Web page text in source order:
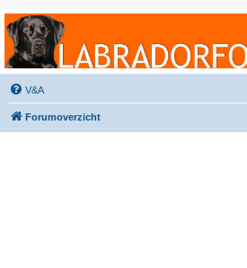
Labradorforum
Het gezelligste Labradorforum van Nederland en België!
V&A
Forumoverzicht